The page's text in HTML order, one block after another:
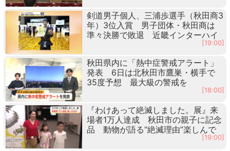
剣道男子個人、三浦歩選手（秋田商3
年）3位入賞 男子団体・秋田商は
準々決勝で敗退 近畿インターハイ
[19:00]
秋田県内に「熱中症警戒アラート」
発表 6日は北秋田市鷹巣・横手で
35度予想 最大級の警戒を
[18:00]
『わけあって絶滅しました。展』来
場者1万人達成 秋田市の親子に記念
品 動物が語る“絶滅理由”楽しんで
[19:00]